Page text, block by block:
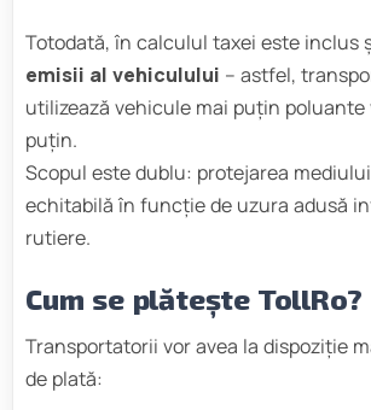
Totodată, în calculul taxei este inclus
emisii al vehiculului – astfel,
utilizează vehicule mai puțin poluante
puțin.
Scopul este dublu: protejarea
echitabilă în funcție de uzura adusă
rutiere.
Cum se plătește TollRo?
Transportatorii vor avea la dispoziție
de plată: